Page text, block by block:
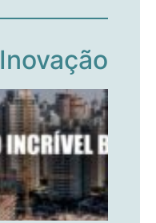
Inovação